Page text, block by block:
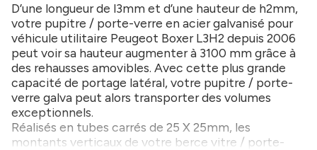
D’une longueur de l3mm et d’une hauteur de h2mm,
votre pupitre / porte-verre en acier galvanisé pour
véhicule utilitaire Peugeot Boxer L3H2 depuis 2006
peut voir sa hauteur augmenter à 3100 mm grâce à
des rehausses amovibles. Avec cette plus grande
capacité de portage latéral, votre pupitre / porte-
verre galva peut alors transporter des volumes
exceptionnels.
Réalisés en tubes carrés de 25 X 25mm, les
montants verticaux de votre berce vitre / porte-